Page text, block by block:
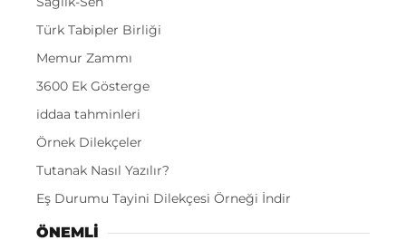
Türk Tabipler Birliği
Memur Zammı
3600 Ek Gösterge
iddaa tahminleri
Örnek Dilekçeler
Tutanak Nasıl Yazılır?
Eş Durumu Tayini Dilekçesi Örneği İndir
ÖNEMLI